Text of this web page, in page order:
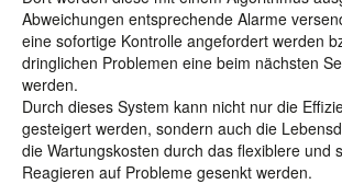
Abweichungen entsprechende Alarme
eine sofortige Kontrolle angefordert werden
dringlichen Problemen eine beim nächsten
werden.
Durch dieses System kann nicht nur die
gesteigert werden, sondern auch die
die Wartungskosten durch das flexiblere und
Reagieren auf Probleme gesenkt werden.